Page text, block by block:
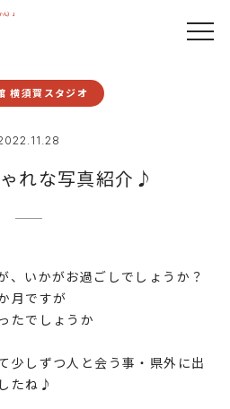
）」
横須賀スタジオ
れな写真紹介♪
、いかがお過ごしでしょうか？
月ですが
たでしょうか
少しずつ人と会う事・県外に出
たね♪